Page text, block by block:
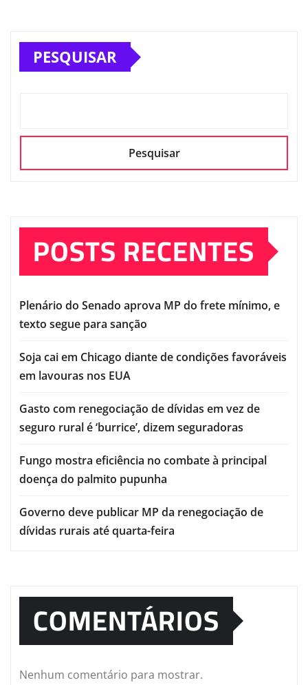
PESQUISAR
Pesquisar
POSTS RECENTES
Plenário do Senado aprova MP do frete mínimo, e
texto segue para sanção
Soja cai em Chicago diante de condições favoráveis
em lavouras nos EUA
Gasto com renegociação de dívidas em vez de
seguro rural é ‘burrice’, dizem seguradoras
Fungo mostra eficiência no combate à principal
doença do palmito pupunha
Governo deve publicar MP da renegociação de
dívidas rurais até quarta-feira
COMENTÁRIOS
Nenhum comentário para mostrar.